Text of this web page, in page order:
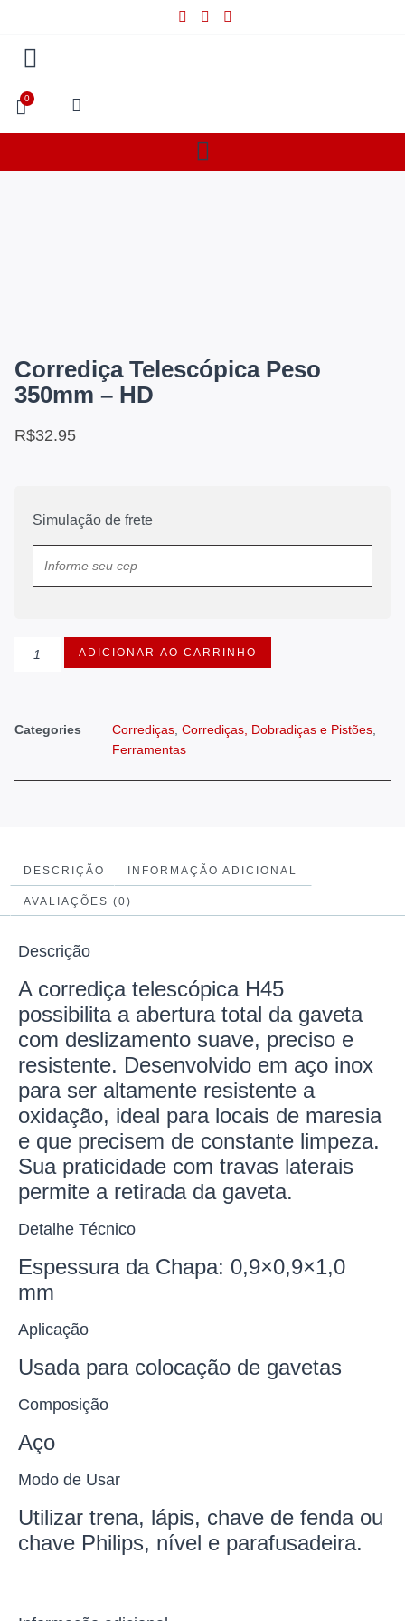
0
Corrediça Telescópica Peso
350mm – HD
R$32.95
Simulação de frete
ADICIONAR AO CARRINHO
Categories Corrediças Corrediças, Dobradiças e Pistões
Ferramentas
DESCRIÇÃO INFORMAÇÃO ADICIONAL
AVALIAÇÕES (0)
Descrição
A corrediça telescópica H45
possibilita a abertura total da gaveta
com deslizamento suave, preciso e
resistente. Desenvolvido em aço inox
para ser altamente resistente a
oxidação, ideal para locais de maresia
e que precisem de constante limpeza.
Sua praticidade com travas laterais
permite a retirada da gaveta.
Detalhe Técnico
Espessura da Chapa: 0,9×0,9×1,0
mm
Aplicação
Usada para colocação de gavetas
Composição
Aço
Modo de Usar
Utilizar trena, lápis, chave de fenda ou
chave Philips, nível e parafusadeira.